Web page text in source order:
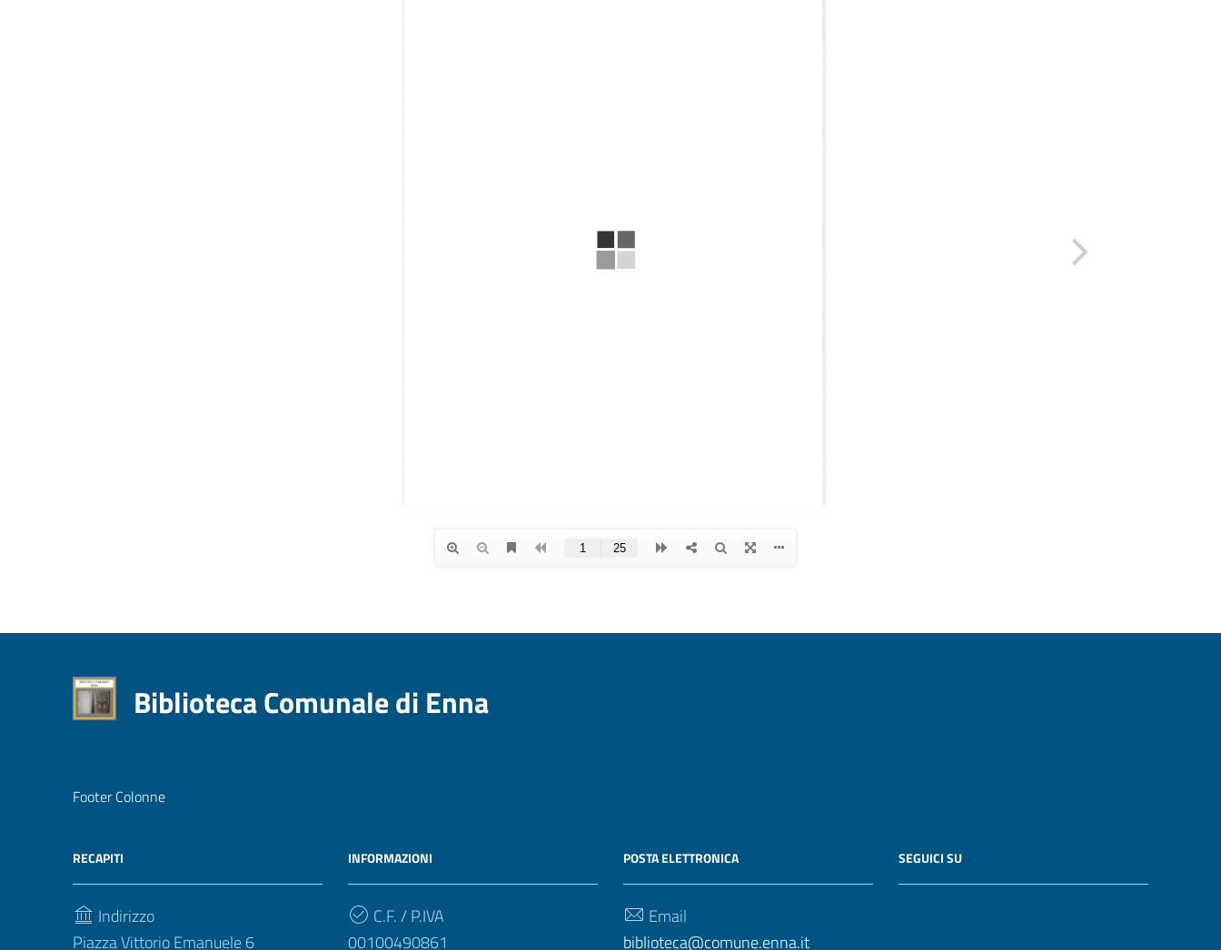
Biblioteca Comunale di Enna
Footer Colonne
RECAPITI
Indirizzo
Piazza Vittorio Emanuele 6
INFORMAZIONI
C.F. / P.IVA
00100490861
POSTA ELETTRONICA
Email
biblioteca@comune.enna.it
SEGUICI SU